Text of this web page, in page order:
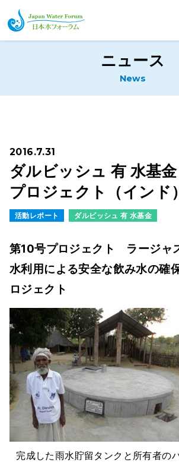
日本水フォーラム
ニュース
News
2016.7.31
ダルビッシュ 有 水基
プロジェクト（イン
活動レポート ダルビッシュ 有 水基金
第10号プロジェクト ラージャ
水利用による安全な飲み水の確
ロジェクト
完成した雨水貯留タンクと所有者の